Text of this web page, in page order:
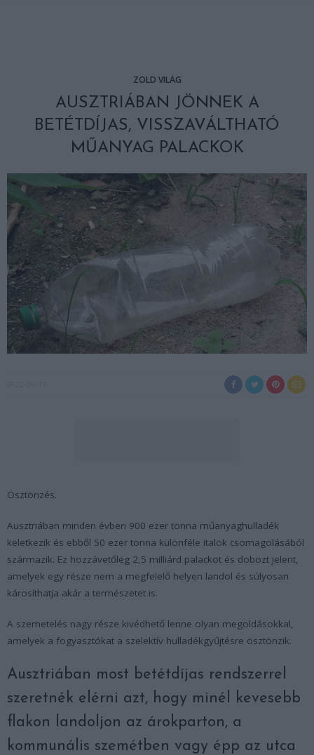
ZÖLD VILÁG
AUSZTRIÁBAN JÖNNEK A
BETÉTDÍJAS, VISSZAVÁLTHATÓ
MŰANYAG PALACKOK
Ösztönzés.
Ausztriában minden évben 900 ezer tonna műanyaghulladék
keletkezik és ebből 50 ezer tonna különféle italok csomagolásából
származik. Ez hozzávetőleg 2,5 milliárd palackot és dobozt jelent,
amelyek egy része nem a megfelelő helyen landol és súlyosan
károsíthatja akár a természetet is.
A szemetelés nagy része kivédhető lenne olyan megoldásokkal,
amelyek a fogyasztókat a szelektív hulladékgyűjtésre ösztönzik.
Ausztriában most betétdíjas rendszerrel
szeretnék elérni azt, hogy minél kevesebb
flakon landoljon az árokparton, a
kommunális szemétben vagy épp az utca